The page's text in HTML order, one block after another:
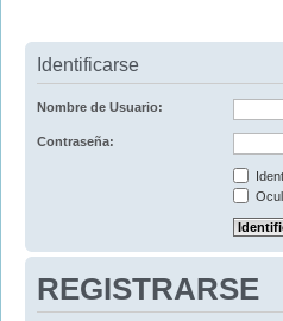
Identificarse
Nombre de Usuario:
Contraseña:
REGISTRARSE